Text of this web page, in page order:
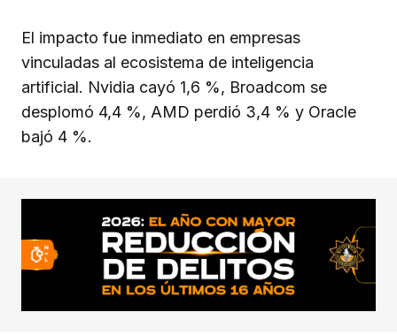
El impacto fue inmediato en empresas
vinculadas al ecosistema de inteligencia
artificial. Nvidia cayó 1,6 %, Broadcom se
desplomó 4,4 %, AMD perdió 3,4 % y Oracle
bajó 4 %.